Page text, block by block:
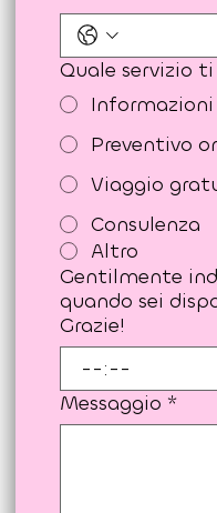
Telefono
Quale servizio ti
Informazioni
Preventivo
Viaggio
Consulenza
Altro
Gentilmente
quando sei
Grazie!
: